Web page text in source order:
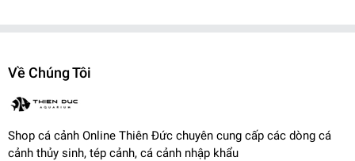
Cá Cảnh Thiên Đức
☎️
Hotline (Zalo): 0332127582 / 0982577871
🌎Website:cacanhthienduc.com
Về Chúng Tôi
Shop cá cảnh Online Thiên Đức chuyên cung cấp các dòng cá
cảnh thủy sinh, tép cảnh, cá cảnh nhập khẩu